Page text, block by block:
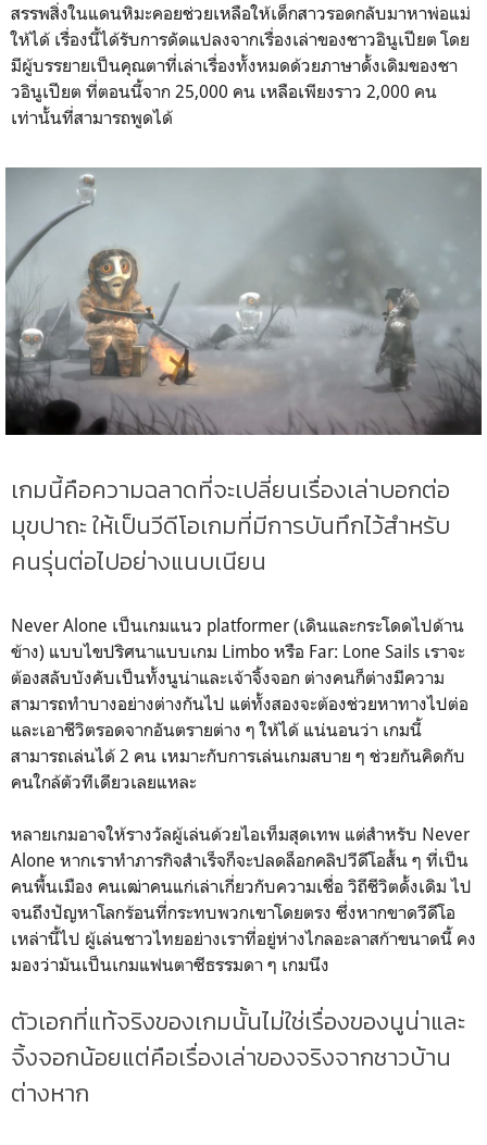
สรรพสิ่งในแดนหิมะคอยช่วยเหลือให้เด็กสาวรอดกลับมาหาพ่อแม่
ให้ได้ เรื่องนี้ได้รับการดัดแปลงจากเรื่องเล่าของชาวอินูเปียต โดย
มีผู้บรรยายเป็นคุณตาที่เล่าเรื่องทั้งหมดด้วยภาษาดั้งเดิมของชา
วอินูเปียต ที่ตอนนี้จาก 25,000 คน เหลือเพียงราว 2,000 คน
เท่านั้นที่สามารถพูดได้
เกมนี้คือความฉลาดที่จะเปลี่ยนเรื่องเล่าบอกต่อ
มุขปาถะ ให้เป็นวีดีโอเกมที่มีการบันทึกไว้สำหรับ
คนรุ่นต่อไปอย่างแนบเนียน
Never Alone เป็นเกมแนว platformer (เดินและกระโดดไปด้าน
ข้าง) แบบไขปริศนาแบบเกม Limbo หรือ Far: Lone Sails เราจะ
ต้องสลับบังคับเป็นทั้งนูน่าและเจ้าจิ้งจอก ต่างคนก็ต่างมีความ
สามารถทำบางอย่างต่างกันไป แต่ทั้งสองจะต้องช่วยหาทางไปต่อ
และเอาชีวิตรอดจากอันตรายต่าง ๆ ให้ได้ แน่นอนว่า เกมนี้
สามารถเล่นได้ 2 คน เหมาะกับการเล่นเกมสบาย ๆ ช่วยกันคิดกับ
คนใกล้ตัวทีเดียวเลยแหละ
หลายเกมอาจให้รางวัลผู้เล่นด้วยไอเท็มสุดเทพ แต่สำหรับ Never
Alone หากเราทำภารกิจสำเร็จก็จะปลดล็อกคลิปวีดีโอสั้น ๆ ที่เป็น
คนพื้นเมือง คนเฒ่าคนแก่เล่าเกี่ยวกับความเชื่อ วิถีชีวิตดั้งเดิม ไป
จนถึงปัญหาโลกร้อนที่กระทบพวกเขาโดยตรง ซึ่งหากขาดวีดีโอ
เหล่านี้ไป ผู้เล่นชาวไทยอย่างเราที่อยู่ห่างไกลอะลาสก้าขนาดนี้ คง
มองว่ามันเป็นเกมแฟนตาซีธรรมดา ๆ เกมนึง
ตัวเอกที่แท้จริงของเกมนั้นไม่ใช่เรื่องของนูน่าและ
จิ้งจอกน้อยแต่คือเรื่องเล่าของจริงจากชาวบ้าน
ต่างหาก